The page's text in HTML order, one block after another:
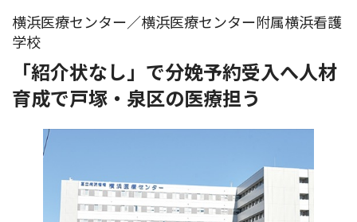
横浜医療センター／横浜医療センター附属横浜看護
学校
「紹介状なし」で分娩予約受入へ人材
育成で戸塚・泉区の医療担う